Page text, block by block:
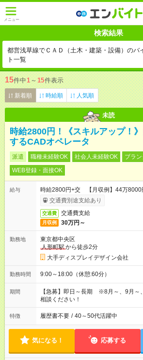
メニュー
検索結果
都営浅草線でＣＡＤ（土木・建築・設備）のバ
ト一覧
15件中1 ～ 15件表示
新着順 時給順 人気順
未読
時給2800円！《スキルアップ！
するCADオペレータ
派遣 職種未経験OK 社会人未経験OK
ブラ
WEB登録・面接OK
給与
時給2800円+交 【月収例】44万8000
交通費別途支給あり
交通費 交通費支給
月収例 30万円～
勤務地
東京都中央区
人形町駅から徒歩2分
大手ディスプレイデザイン会社
勤務時間 9:00～18:00（休憩:60分）
期間
【急募】即日～長期 ※8月～、9月～
相談ください！
特徴 履歴書不要 / 40～50代活躍中
気になる！ 応募する